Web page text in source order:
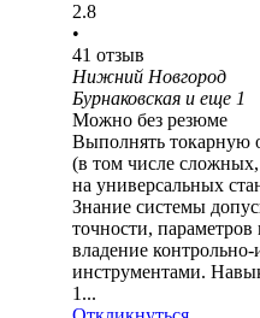
2.8
•
41 отзыв
Нижний Новгород
Бурнаковская и еще 1
Можно без резюме
Выполнять токарную
(в том числе
на универсальных
Знание системы
точности,
владение
инструментами.
1...